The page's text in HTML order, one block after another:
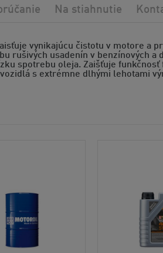
vynikajúcu čistotu v motore a
rušivých usadenín v benzínových a
spotrebu oleja. Zaišťuje
s extrémne dlhými lehotami
Na stiahnutie